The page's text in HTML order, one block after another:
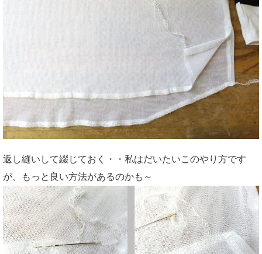
返し縫いして綴じておく・・私はだいたいこのやり方です
が、もっと良い方法があるのかも～